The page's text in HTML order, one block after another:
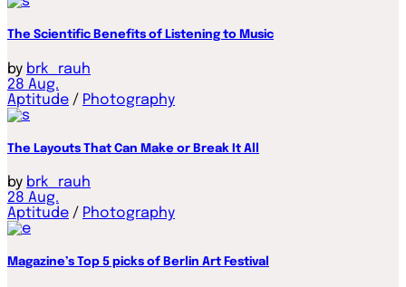
The Scientific Benefits of Listening to Music
by brk_rauh
28 Aug.
Aptitude / Photography
The Layouts That Can Make or Break It All
by brk_rauh
28 Aug.
Aptitude / Photography
Magazine’s Top 5 picks of Berlin Art Festival